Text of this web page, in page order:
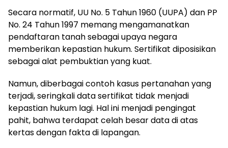
Secara normatif, UU No. 5 Tahun 1960 (UUPA) dan PP
No. 24 Tahun 1997 memang mengamanatkan
pendaftaran tanah sebagai upaya negara
memberikan kepastian hukum. Sertifikat diposisikan
sebagai alat pembuktian yang kuat.
Namun, diberbagai contoh kasus pertanahan yang
terjadi, seringkali data sertifikat tidak menjadi
kepastian hukum lagi. Hal ini menjadi pengingat
pahit, bahwa terdapat celah besar data di atas
kertas dengan fakta di lapangan.